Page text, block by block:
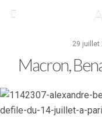
29 juillet
Macron,